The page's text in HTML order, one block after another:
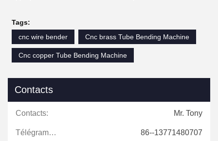
Tags:
cnc wire bender
Cnc brass Tube Bending Machine
Cnc copper Tube Bending Machine
Contacts
Contacts: Mr. Tony
Télégramme: 86--13771480707